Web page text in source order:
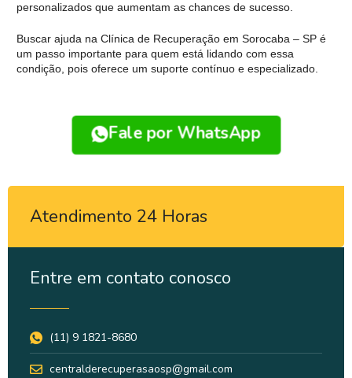
personalizados que aumentam as chances de sucesso.
Buscar ajuda na Clínica de Recuperação em Sorocaba – SP é
um passo importante para quem está lidando com essa
condição, pois oferece um suporte contínuo e especializado.
Fale por WhatsApp
Atendimento 24 Horas
Entre em contato conosco
(11) 9 1821-8680
centralderecuperasaosp@gmail.com